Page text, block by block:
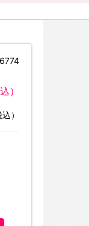
）
）